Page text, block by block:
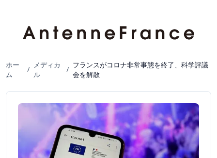
ホー
ム
/
メディカ
ル
/
フランスがコロナ非常事態を終了、科学評議
会を解散